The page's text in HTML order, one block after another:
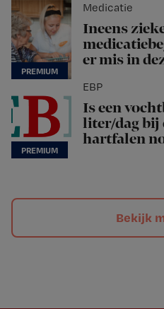
Medicatie
Ineens
er mis in
EBP
Is een
liter/dag bij
hartfalen
Bekijk